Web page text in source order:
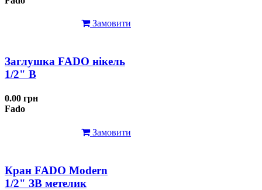
Замовити
Заглушка FADO нікель
1/2" В
0.00 грн
Fado
Замовити
Кран FADO Modern
1/2" ЗВ метелик